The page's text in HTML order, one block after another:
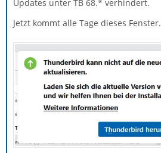
Updates unter TB 68.* verhindert.
Jetzt kommt alle Tage dieses Fenster.